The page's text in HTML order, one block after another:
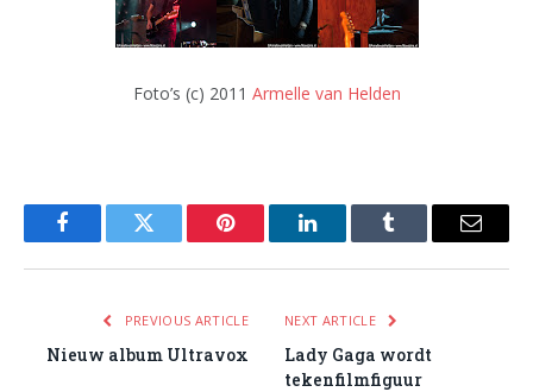
Foto’s (c) 2011 Armelle van Helden
FacebookTwitter Pinterest LinkedInTumblr Email
PREVIOUS ARTICLE
Nieuw album Ultravox
NEXT ARTICLE
Lady Gaga wordt
tekenfilmfiguur